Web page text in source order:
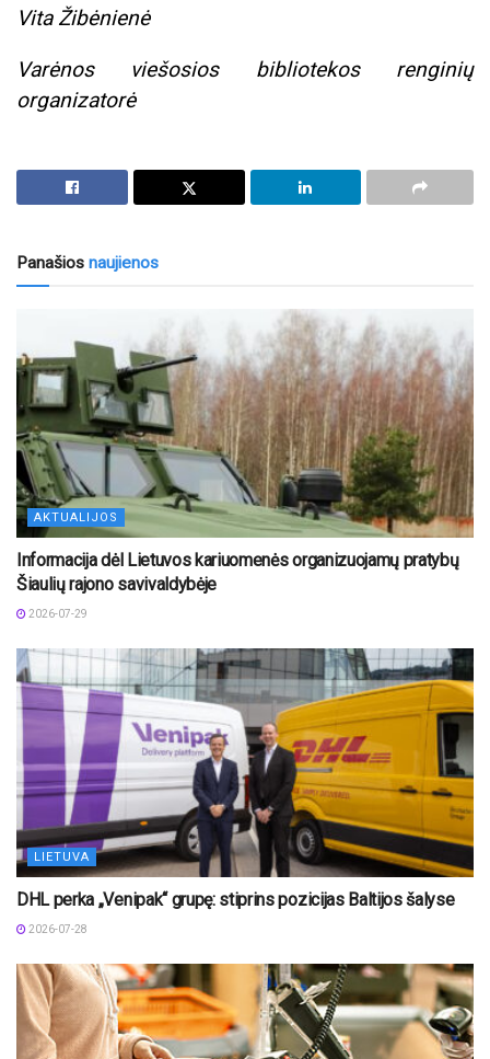
Vita Žibėnienė
Varėnos viešosios bibliotekos renginių
organizatorė
Panašios naujienos
AKTUALIJOS
Informacija dėl Lietuvos kariuomenės organizuojamų pratybų
Šiaulių rajono savivaldybėje
2026-07-29
LIETUVA
DHL perka „Venipak“ grupę: stiprins pozicijas Baltijos šalyse
2026-07-28